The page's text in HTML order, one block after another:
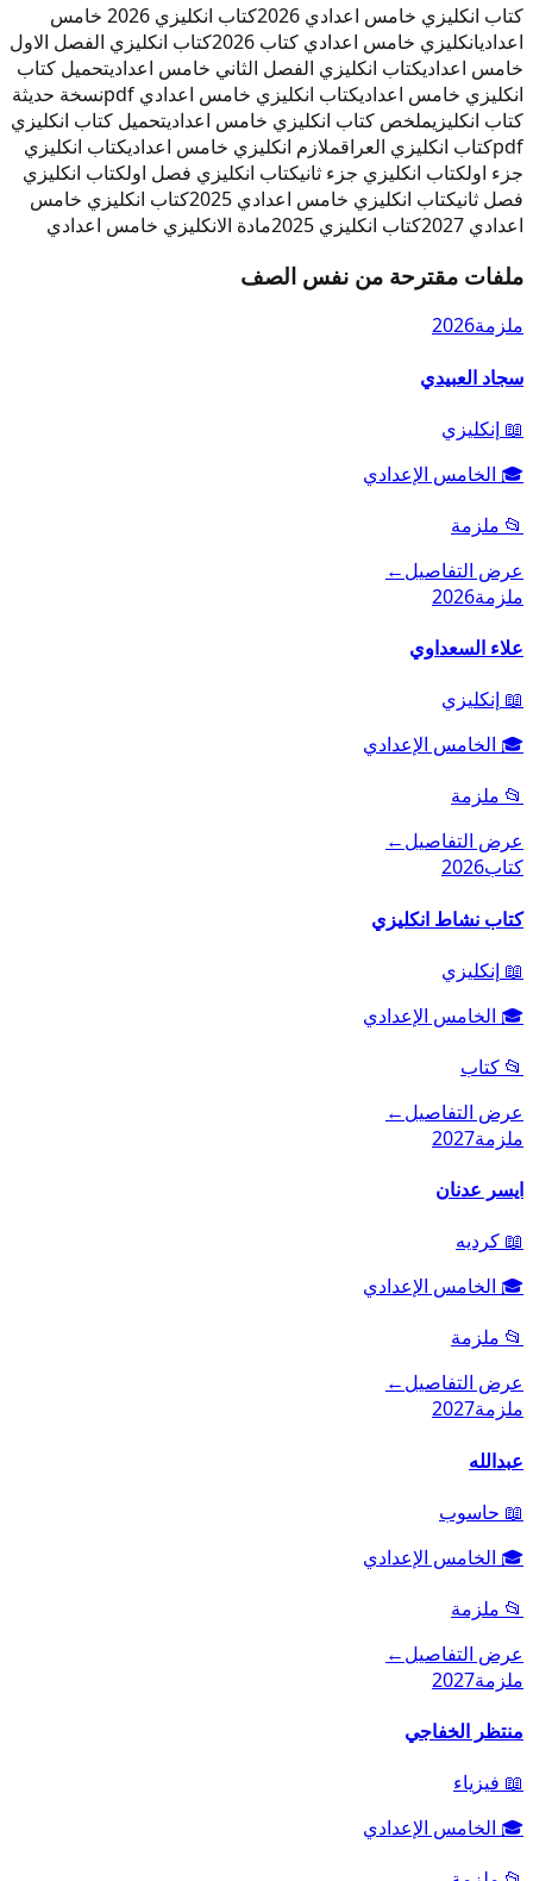
كتاب انكليزي خامس اعدادي 2026
كتاب انكليزي 2026 خامس
اعداديانكليزي خامس اعدادي كتاب 2026
كتاب انكليزي الفصل الاول
خامس اعداديكتاب انكليزي الفصل الثاني خامس اعداديتحميل كتاب
انكليزي خامس اعداديكتاب انكليزي خامس اعدادي pdf
نسخة حديثة
كتاب انكليزيملخص كتاب انكليزي خامس اعداديتحميل كتاب انكليزي
pdfكتاب انكليزي العراقملازم انكليزي خامس اعداديكتاب انكليزي
جزء اولكتاب انكليزي جزء ثانيكتاب انكليزي فصل اولكتاب انكليزي
فصل ثانيكتاب انكليزي خامس اعدادي 2025
كتاب انكليزي خامس
اعدادي 2027
كتاب انكليزي 2025 مادة الانكليزي خامس اعدادي
ملفات مقترحة من نفس الصف
ملزمة2026
سجاد العبيدي
📖 إنكليزي
🎓 الخامس الإعدادي
📂 ملزمة
عرض التفاصيل←
ملزمة2026
علاء السعداوي
📖 إنكليزي
🎓 الخامس الإعدادي
📂 ملزمة
عرض التفاصيل←
كتاب2026
كتاب نشاط انكليزي
📖 إنكليزي
🎓 الخامس الإعدادي
📂 كتاب
عرض التفاصيل←
ملزمة2027
ايسر عدنان
📖 كرديه
🎓 الخامس الإعدادي
📂 ملزمة
عرض التفاصيل←
ملزمة2027
عبدالله
📖 حاسوب
🎓 الخامس الإعدادي
📂 ملزمة
عرض التفاصيل←
ملزمة2027
منتظر الخفاجي
📖 فيزياء
🎓 الخامس الإعدادي